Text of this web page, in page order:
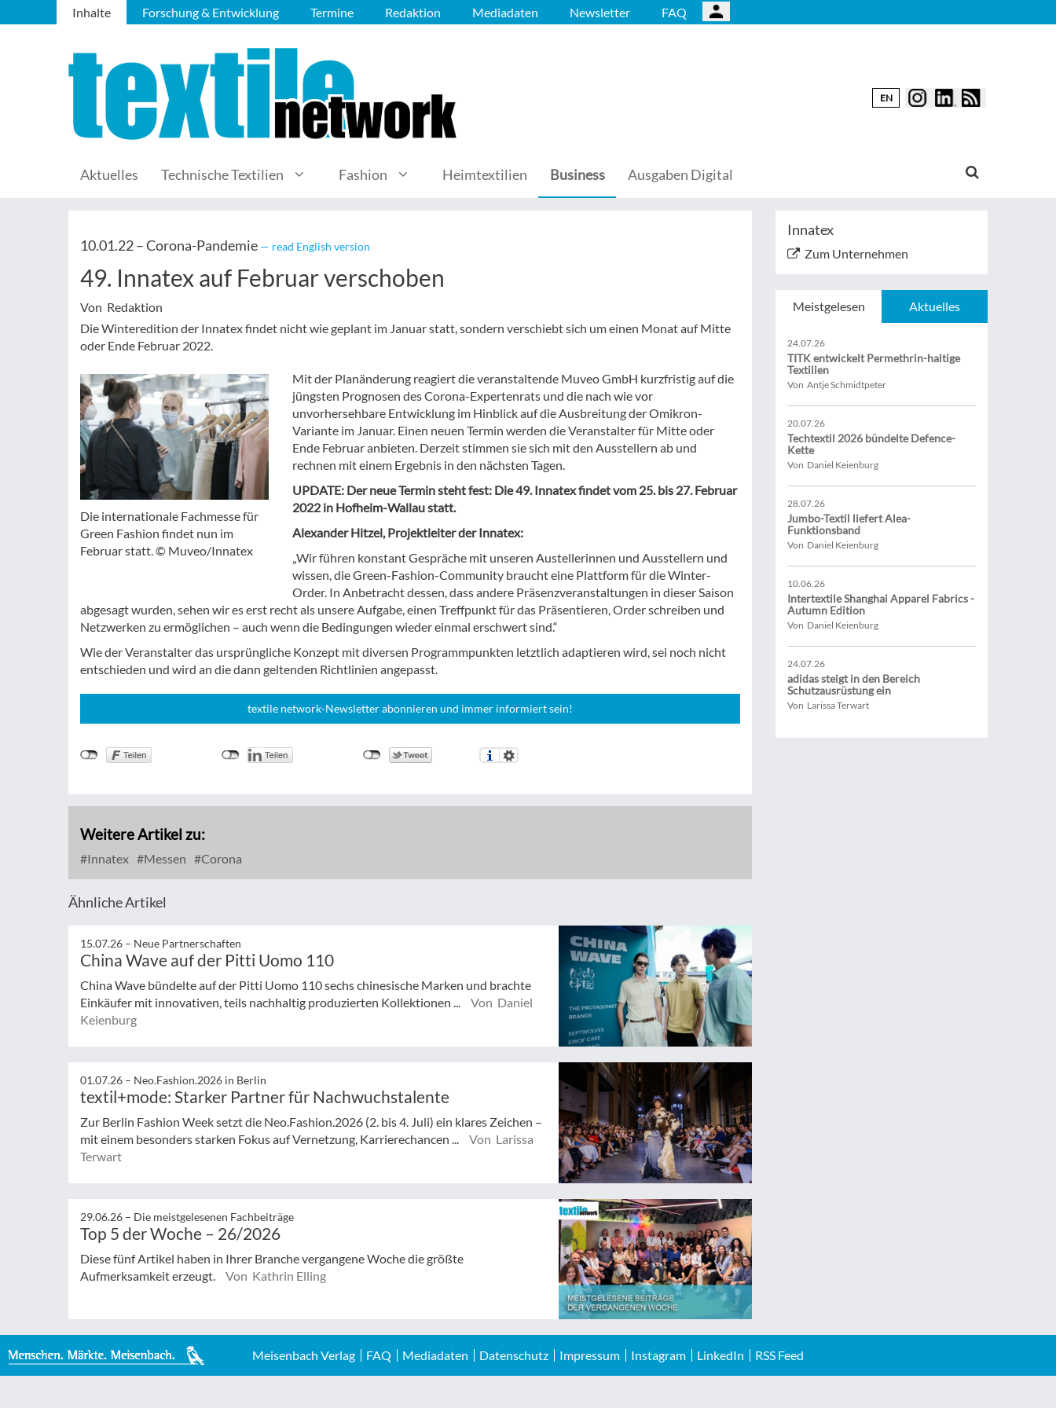
Inhalte Forschung & Entwicklung Termine Redaktion Mediadaten Newsletter FAQ
EN
Aktuelles Technische Textilien Fashion Heimtextilien Business Ausgaben Digital
10.01.22 –Corona-Pandemie — read English version
49. Innatex auf Februar verschoben
Von Redaktion
Die Winteredition der Innatex findet nicht wie geplant im Januar statt, sondern verschiebt sich um einen Monat auf Mitte
oder Ende Februar 2022.
Die internationale Fachmesse für
Green Fashion findet nun im
Februar statt. © Muveo/Innatex
Mit der Planänderung reagiert die veranstaltende Muveo GmbH kurzfristig auf die
jüngsten Prognosen des Corona-Expertenrats und die nach wie vor
unvorhersehbare Entwicklung im Hinblick auf die Ausbreitung der Omikron-
Variante im Januar. Einen neuen Termin werden die Veranstalter für Mitte oder
Ende Februar anbieten. Derzeit stimmen sie sich mit den Ausstellern ab und
rechnen mit einem Ergebnis in den nächsten Tagen.
UPDATE: Der neue Termin steht fest: Die 49. Innatex findet vom 25. bis 27. Februar
2022 in Hofheim-Wallau statt.
Alexander Hitzel, Projektleiter der Innatex:
„Wir führen konstant Gespräche mit unseren Austellerinnen und Ausstellern und
wissen, die Green-Fashion-Community braucht eine Plattform für die Winter-
Order. In Anbetracht dessen, dass andere Präsenzveranstaltungen in dieser Saison
abgesagt wurden, sehen wir es erst recht als unsere Aufgabe, einen Treffpunkt für das Präsentieren, Order schreiben und
Netzwerken zu ermöglichen – auch wenn die Bedingungen wieder einmal erschwert sind.“
Wie der Veranstalter das ursprüngliche Konzept mit diversen Programmpunkten letztlich adaptieren wird, sei noch nicht
entschieden und wird an die dann geltenden Richtlinien angepasst.
textile network-Newsletter abonnieren und immer informiert sein!
Weitere Artikel zu:
Innatex Messen Corona
Ähnliche Artikel
15.07.26 – Neue Partnerschaften
China Wave auf der Pitti Uomo 110
China Wave bündelte auf der Pitti Uomo 110 sechs chinesische Marken und brachte
Einkäufer mit innovativen, teils nachhaltig produzierten Kollektionen ...
Von Daniel
Keienburg
01.07.26 – Neo.Fashion.2026 in Berlin
textil+mode: Starker Partner für Nachwuchstalente
Zur Berlin Fashion Week setzt die Neo.Fashion.2026 (2. bis 4. Juli) ein klares Zeichen –
mit einem besonders starken Fokus auf Vernetzung, Karrierechancen ...
Von Larissa
Terwart
29.06.26 – Die meistgelesenen Fachbeiträge
Top 5 der Woche – 26/2026
Diese fünf Artikel haben in Ihrer Branche vergangene Woche die größte
Aufmerksamkeit erzeugt.
Von Kathrin Elling
Innatex
Zum Unternehmen
Meistgelesen Aktuelles
24.07.26
TITK entwickelt Permethrin-haltige
Textilien
Von Antje Schmidtpeter
20.07.26
Techtextil 2026 bündelte Defence-
Kette
Von Daniel Keienburg
28.07.26
Jumbo-Textil liefert Alea-
Funktionsband
Von Daniel Keienburg
10.06.26
Intertextile Shanghai Apparel Fabrics -
Autumn Edition
Von Daniel Keienburg
24.07.26
adidas steigt in den Bereich
Schutzausrüstung ein
Von Larissa Terwart
Meisenbach Verlag FAQ Mediadaten Datenschutz Impressum Instagram LinkedIn RSS Feed